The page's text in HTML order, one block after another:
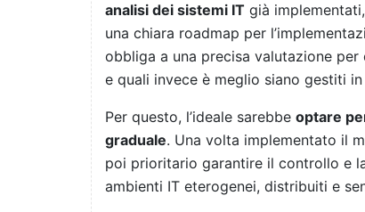
analisi dei sistemi IT già
una chiara roadmap per
obbliga a una precisa valutazione
e quali invece è meglio siano gestiti
Per questo, l’ideale sarebbe optare
graduale. Una volta implementato il
poi prioritario garantire il controllo e
ambienti IT eterogenei, distribuiti e